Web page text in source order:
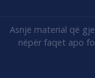
Asnjë material që
nëpër faqet apo